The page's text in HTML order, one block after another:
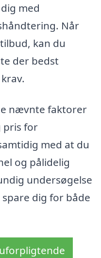
med
Når
kan du
der bedst
nævnte faktorer
pris for
med at du
og pålidelig
undersøgelse
dig for både